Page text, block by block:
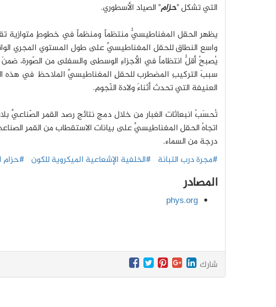
التي تشكل "حزام" الصياد الأسطوري.
يظهر الحقل المغناطيسيُّ منتظماً ومنظماً في خطوطٍ متوازية
واسع النطاق للحقل المغناطيسيِّ على طول المستوي المجري
يُصبحُ أقلُّ انتظاماً في الأجزاءِ الوسطى والسفلى من الصّورة،
سببَ التركيبِ المضطرب للحقلِ المغناطيسيِّ الملاحظ في
العنيفة التي تحدث أثناءَ ولادة النّجوم.
درجة من السماء.
#مجرة درب التبانة #الخلفية الإشعاعية الميكروية للكون #حزام
المصادر
phys.org
شارك